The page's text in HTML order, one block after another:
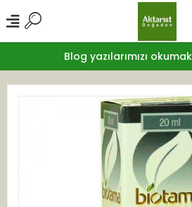
Blog yazılarımızı